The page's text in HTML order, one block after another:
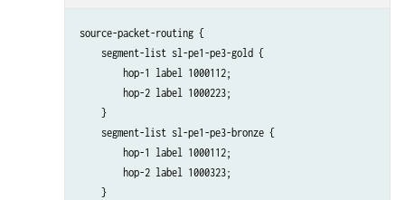
source-packet-routing {
    segment-list sl-pe1-pe3-gold {
        hop-1 label 1000112;
        hop-2 label 1000223;
    }
    segment-list sl-pe1-pe3-bronze {
        hop-1 label 1000112;
        hop-2 label 1000323;
    }